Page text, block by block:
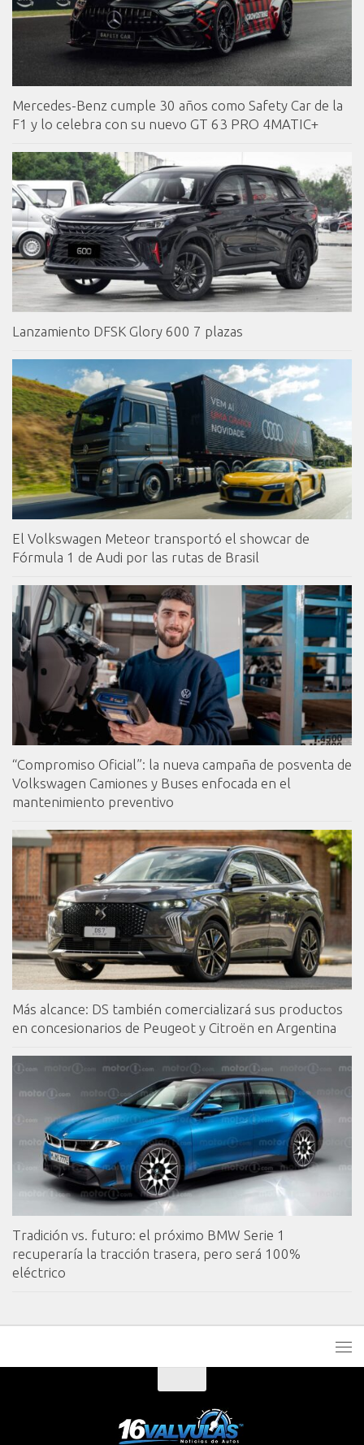
Mercedes-Benz cumple 30 años como Safety Car de la
F1 y lo celebra con su nuevo GT 63 PRO 4MATIC+
Lanzamiento DFSK Glory 600 7 plazas
El Volkswagen Meteor transportó el showcar de
Fórmula 1 de Audi por las rutas de Brasil
“Compromiso Oficial”: la nueva campaña de posventa de
Volkswagen Camiones y Buses enfocada en el
mantenimiento preventivo
Más alcance: DS también comercializará sus productos
en concesionarios de Peugeot y Citroën en Argentina
Tradición vs. futuro: el próximo BMW Serie 1
recuperaría la tracción trasera, pero será 100%
eléctrico